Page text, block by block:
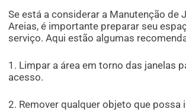
Se está a considerar a Manutenção de
Areias, é importante preparar seu
serviço. Aqui estão algumas
1. Limpar a área em torno das janelas
acesso.
2. Remover qualquer objeto que possa